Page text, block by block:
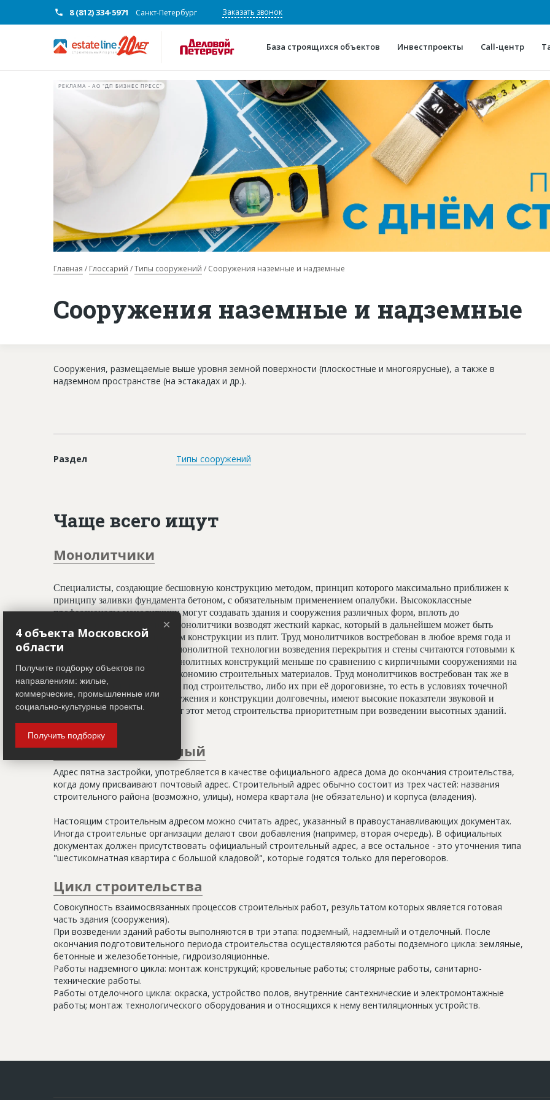
8 (812) 334-5971 Санкт-Петербург Заказать звонок
База строящихся объектов Инвестпроекты Call-центр
О проекте
Конкурентные
Горячие
Глоссарий
РЕКЛАМА • АО "ДП БИЗНЕС ПРЕСС"
Главная Глоссарий Типы сооружений Сооружения наземные и надземные
Сооружения наземные и надземные
Сооружения, размещаемые выше уровня земной поверхности (плоскостные и многоярусные), а также в
надземном пространстве (на эстакадах и др.).
Раздел Типы сооружений
Чаще всего ищут
Монолитчики
Специалисты, создающие бесшовную конструкцию методом, принцип которого максимально приближен к
принципу заливки фундамента бетоном, с обязательным применением опалубки. Высококлассные
профессионалы-монолитчики могут создавать здания и сооружения различных форм, вплоть до
криволинейных элементов. Монолитчики возводят жесткий каркас, который в дальнейшем может быть
использован гораздо шире, чем конструкции из плит. Труд монолитчиков востребован в любое время года и
считается всесезонным. При монолитной технологии возведения перекрытия и стены считаются готовыми к
отделочным работам, а вес монолитных конструкций меньше по сравнению с кирпичными сооружениями на
20%, что даёт значительную экономию строительных материалов. Труд монолитчиков востребован так же в
условиях недостатка площади под строительство, либо их при её дороговизне, то есть в условиях точечной
застройки. Монолитные сооружения и конструкции долговечны, имеют высокие показатели звуковой и
тепловой изоляции, что делает этот метод строительства приоритетным при возведении высотных зданий.
Адрес строительный
Адрес пятна застройки, употребляется в качестве официального адреса дома до окончания строительства,
когда дому присваивают почтовый адрес. Строительный адрес обычно состоит из трех частей: названия
строительного района (возможно, улицы), номера квартала (не обязательно) и корпуса (владения).
Настоящим строительным адресом можно считать адрес, указанный в правоустанавливающих документах.
Иногда строительные организации делают свои добавления (например, вторая очередь). В официальных
документах должен присутствовать официальный строительный адрес, а все остальное - это уточнения типа
"шестикомнатная квартира с большой кладовой", которые годятся только для переговоров.
Цикл строительства
Совокупность взаимосвязанных процессов строительных работ, результатом которых является готовая
часть здания (сооружения).
При возведении зданий работы выполняются в три этапа: подземный, надземный и отделочный. После
окончания подготовительного периода строительства осуществляются работы подземного цикла: земляные,
бетонные и железобетонные, гидроизоляционные.
Работы надземного цикла: монтаж конструкций; кровельные работы; столярные работы, санитарно-
технические работы.
Работы отделочного цикла: окраска, устройство полов, внутренние сантехнические и электромонтажные
работы; монтаж технологического оборудования и относящихся к нему вентиляционных устройств.
×
4 объекта Московской
области
Получите подборку объектов по
направлениям: жилые,
коммерческие, промышленные или
социально-культурные проекты.
Получить подборку